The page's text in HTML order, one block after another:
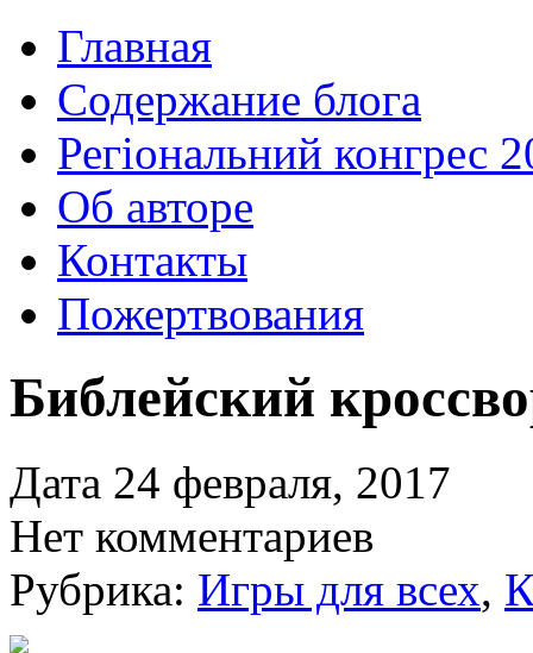
Главная
Содержание блога
Регіональний конгрес
Об авторе
Контакты
Пожертвования
Библейский
Дата 24 февраля, 2017
Нет комментариев
Рубрика: Игры для всех,